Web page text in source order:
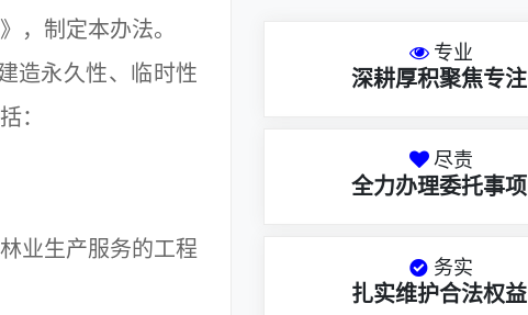
，制定本办法。
造永久性、临时性
：
业生产服务的工程
专业
深耕厚积聚焦专注
尽责
全力办理委托事项
务实
扎实维护合法权益